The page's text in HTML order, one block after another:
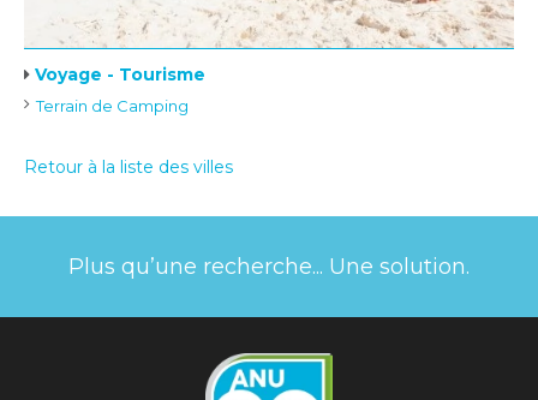
Voyage - Tourisme
Terrain de Camping
Retour à la liste des villes
Plus qu’une recherche... Une solution.